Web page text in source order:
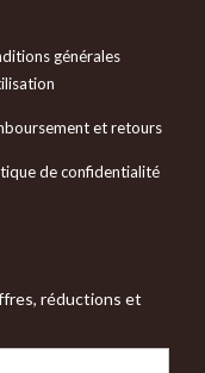
générales
et retours
de confidentialité
réductions et